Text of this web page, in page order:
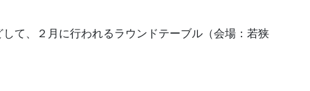
て、２月に行われるラウンドテーブル（会場：若狭